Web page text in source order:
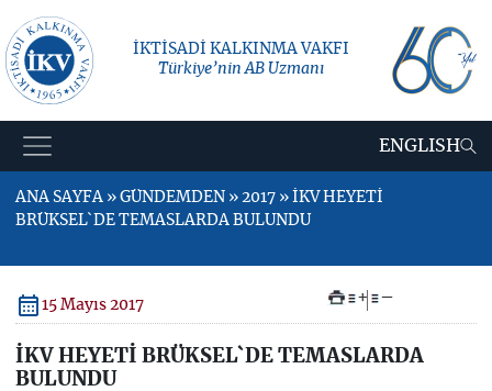
İKTİSADİ KALKINMA VAKFI
Türkiye’nin AB Uzmanı
ENGLISH
ANA SAYFA » GÜNDEMDEN » 2017 » İKV HEYETİ
BRÜKSEL`DE TEMASLARDA BULUNDU
15 Mayıs 2017 + –
İKV HEYETİ BRÜKSEL`DE TEMASLARDA
BULUNDU